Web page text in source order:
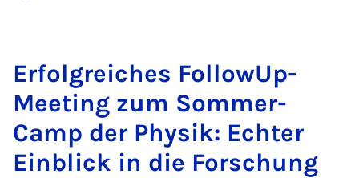
Er­folg­rei­ches Fol­lo­wUp-
Mee­ting zum Som­mer­
Camp der Phy­sik: Ech­ter
Ein­blick in die For­schung